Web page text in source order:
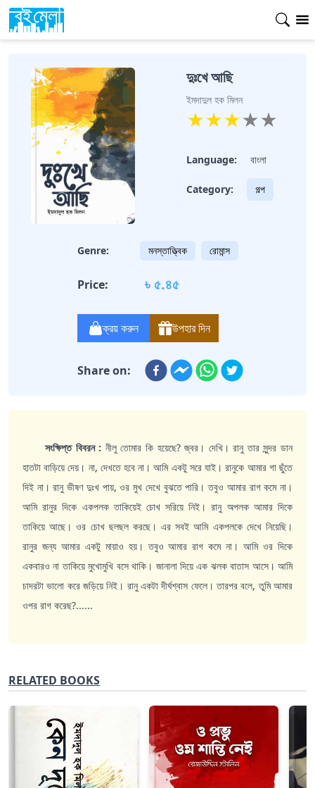
দুঃখে আছি
ইমদাদুল হক মিলন
★★★★★
Language: বাংলা
Category: গল্প
Genre: মনস্তাত্ত্বিক রোমান্স
Price: ৳ ৫.৪৫
ক্রয় করুন উপহার দিন
Share on:
সংক্ষিপ্ত বিবরন : নীলু তোমার কি হয়েছে? জ্বর। দেখি। রানু তার সুন্দর ডান
হাতটা বাড়িয়ে দেয়। না, দেখতে হবে না। আমি একটু সরে যাই। রানুকে আমার গা ছুঁতে
দিই না। রানু ভীষণ দুঃখ পায়, ওর মুখ দেখে বুঝতে পারি। তবুও আমার রাগ কমে না।
আমি রানুর দিকে একপলক তাকিয়েই চোখ সরিয়ে নিই। রানু অপলক আমার দিকে
তাকিয়ে আছে। ওর চোখ ছলছল করছে। এর সবই আমি একপলকে দেখে নিয়েছি।
রানুর জন্য আমার একটু মায়াও হয়। তবুও আমার রাগ কমে না। আমি ওর দিকে
একবারও না তাকিয়ে মুখোমুখি বসে থাকি। জানালা দিয়ে এক ঝলক বাতাস আসে। আমি
চাদরটা ভালো করে জড়িয়ে নিই। রানু একটা দীর্ঘশ্বাস ফেলে। তারপর বলে, তুমি আমার
ওপর রাগ করেছ?......
RELATED BOOKS